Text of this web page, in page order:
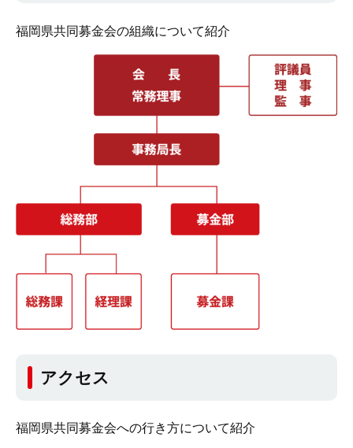
福岡県共同募金会の組織について紹介
アクセス
福岡県共同募金会への行き方について紹介